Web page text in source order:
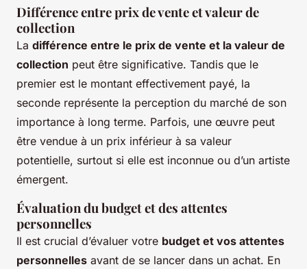
Différence entre prix de vente et valeur de
collection
La différence entre le prix de vente et la valeur de
collection peut être significative. Tandis que le
premier est le montant effectivement payé, la
seconde représente la perception du marché de son
importance à long terme. Parfois, une œuvre peut
être vendue à un prix inférieur à sa valeur
potentielle, surtout si elle est inconnue ou d’un artiste
émergent.
Évaluation du budget et des attentes
personnelles
Il est crucial d’évaluer votre budget et vos attentes
personnelles avant de se lancer dans un achat. En